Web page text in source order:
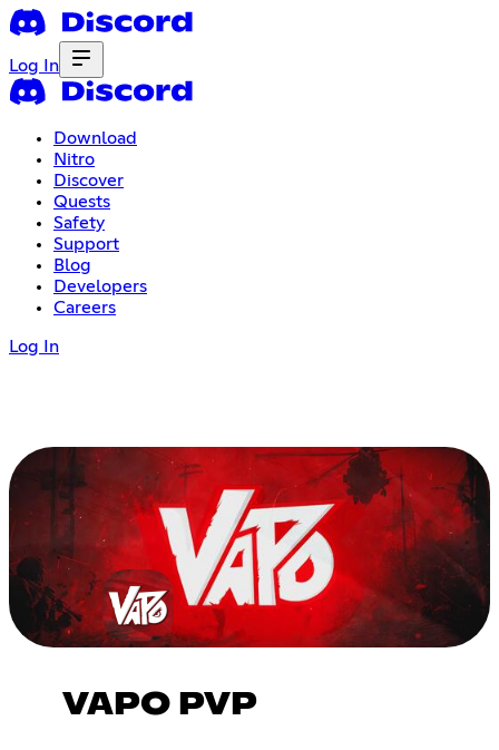
Log In
Download
Nitro
Discover
Quests
Safety
Support
Blog
Developers
Careers
Log In
VAPO PVP